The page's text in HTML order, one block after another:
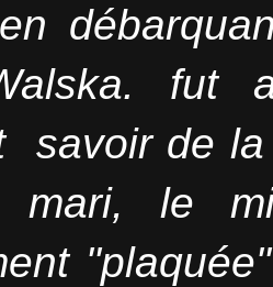
fut
savoir de
mari, le